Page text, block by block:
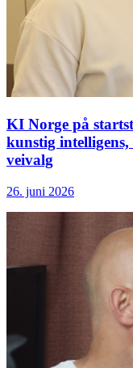
KI Norge på
kunstig
veivalg
26. juni 2026